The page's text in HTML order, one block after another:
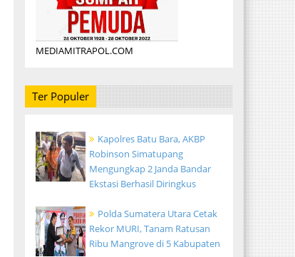
MEDIAMITRAPOL.COM
Ter Populer
Kapolres Batu Bara, AKBP
Robinson Simatupang
Mengungkap 2 Janda Bandar
Ekstasi Berhasil Diringkus
Polda Sumatera Utara Cetak
Rekor MURI, Tanam Ratusan
Ribu Mangrove di 5 Kabupaten